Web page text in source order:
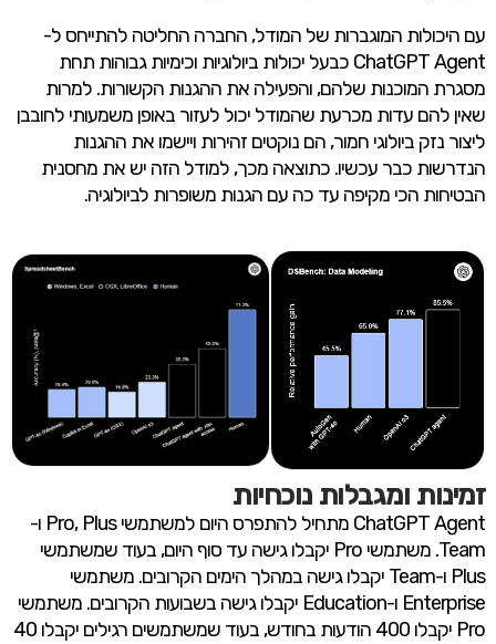
עם היכולות המוגברות של המודל, החברה החליטה להתייחס ל-
ChatGPT Agent כבעל יכולות ביולוגיות וכימיות גבוהות תחת
מסגרת המוכנות שלהם, והפעילה את ההגנות הקשורות. למרות
שאין להם עדות מכרעת שהמודל יכול לעזור באופן משמעותי לחובבן
ליצור נזק ביולוגי חמור, הם נוקטים זהירות ויישמו את ההגנות
הנדרשות כבר עכשיו. כתוצאה מכך, למודל הזה יש את מחסנית
הבטיחות הכי מקיפה עד כה עם הגנות משופרות לביולוגיה.
זמינות ומגבלות נוכחיות
ChatGPT Agent מתחיל להתפרס היום למשתמשי Pro, Plus ו-
Team. משתמשי Pro יקבלו גישה עד סוף היום, בעוד שמשתמשי
Plus ו-Team יקבלו גישה במהלך הימים הקרובים. משתמשי
Enterprise ו-Education יקבלו גישה בשבועות הקרובים. משתמשי
Pro יקבלו 400 הודעות בחודש, בעוד שמשתמשים רגילים יקבלו 40